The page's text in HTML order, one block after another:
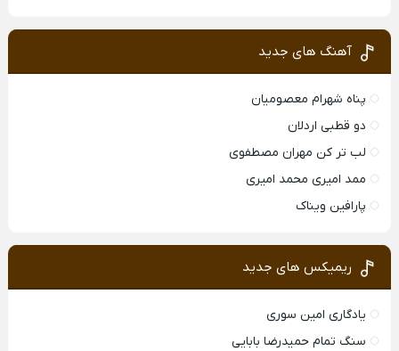
آهنگ های جدید
پناه شهرام معصومیان
دو قطبی اردلان
لب تر کن مهران مصطفوی
ممد امیری محمد امیری
پارافین ویناک
ریمیکس های جدید
یادگاری امین سوری
سنگ تمام حمیدرضا بابایی